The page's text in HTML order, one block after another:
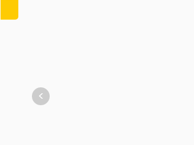
<